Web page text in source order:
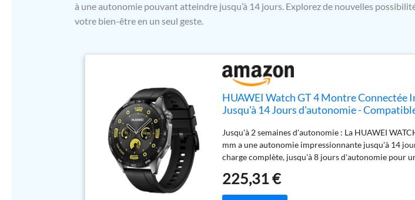
à une autonomie pouvant atteindre jusqu’à 14 jours. Explorez de nouvelles
votre bien-être en un seul geste.
HUAWEI Watch GT 4 Montre Connectée
Jusqu'à 14 Jours d'autonomie -
Sport, SpO2 et GPS - 46MM Noir Version
Jusqu'à 2 semaines d'autonomie : La HUAWEI
mm a une autonomie impressionnante jusqu'à 14
charge complète, jusqu'à 8 jours d'autonomie pour
antenne satellite intelligente augmente de 30% la
signaux GNSS de la HUAWEI WATCH GT 4 46 mm,
225,31 €